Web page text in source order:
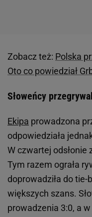
Zobacz też: Polska
Oto co powiedział
Słoweńcy
Ekipa prowadzona
odpowiedziała
W czwartej odsłonie
Tym razem ograła
doprowadziła do tie-
większych szans.
prowadzenia 3:0, a